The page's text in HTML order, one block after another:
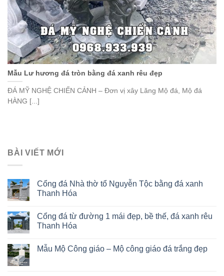
Mẫu Lư hương đá tròn bằng đá xanh rêu đẹp
ĐÁ MỸ NGHỆ CHIẾN CẢNH – Đơn vị xây Lăng Mộ đá, Mộ đá
HÀNG [...]
BÀI VIẾT MỚI
Cổng đá Nhà thờ tổ Nguyễn Tộc bằng đá xanh
Thanh Hóa
Cổng đá từ đường 1 mái đẹp, bề thế, đá xanh rêu
Thanh Hóa
Mẫu Mộ Công giáo – Mộ công giáo đá trắng đẹp